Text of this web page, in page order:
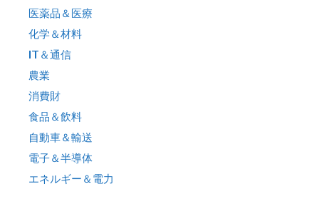
医薬品＆医療
化学＆材料
IT＆通信
農業
消費財
食品＆飲料
自動車＆輸送
電子＆半導体
エネルギー＆電力